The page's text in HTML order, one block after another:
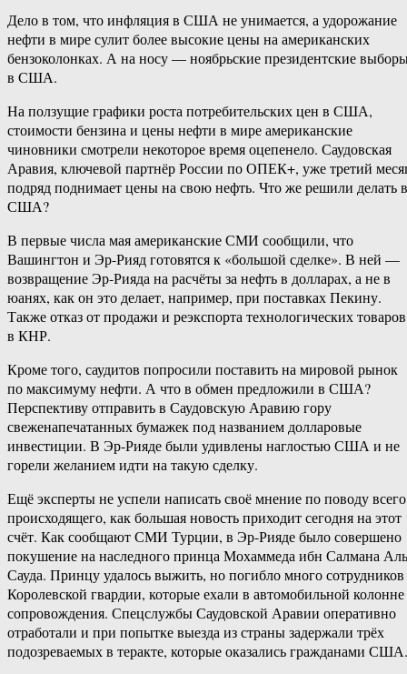
Дело в том, что инфляция в США не унимается, а удорожание
нефти в мире сулит более высокие цены на американских
бензоколонках. А на носу — ноябрьские президентские
в США.
На ползущие графики роста потребительских цен в США,
стоимости бензина и цены нефти в мире американские
чиновники смотрели некоторое время оцепенело. Саудовская
Аравия, ключевой партнёр России по ОПЕК+, уже третий
подряд поднимает цены на свою нефть. Что же решили делать в
США?
В первые числа мая американские СМИ сообщили, что
Вашингтон и Эр-Рияд готовятся к «большой сделке». В ней —
возвращение Эр-Рияда на расчёты за нефть в долларах, а не в
юанях, как он это делает, например, при поставках Пекину.
Также отказ от продажи и реэкспорта технологических товаров
в КНР.
Кроме того, саудитов попросили поставить на мировой рынок
по максимуму нефти. А что в обмен предложили в США?
Перспективу отправить в Саудовскую Аравию гору
свеженапечатанных бумажек под названием долларовые
инвестиции. В Эр-Рияде были удивлены наглостью США и не
горели желанием идти на такую сделку.
Ещё эксперты не успели написать своё мнение по поводу всего
происходящего, как большая новость приходит сегодня на этот
счёт. Как сообщают СМИ Турции, в Эр-Рияде было совершено
покушение на наследного принца Мохаммеда ибн Салмана
Сауда. Принцу удалось выжить, но погибло много сотрудников
Королевской гвардии, которые ехали в автомобильной колонне
сопровождения. Спецслужбы Саудовской Аравии оперативно
отработали и при попытке выезда из страны задержали трёх
подозреваемых в теракте, которые оказались гражданами США.